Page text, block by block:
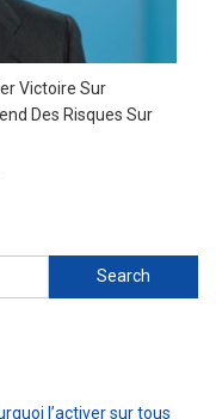
Victoire Sur
Des Risques Sur
Search
l’activer sur tous